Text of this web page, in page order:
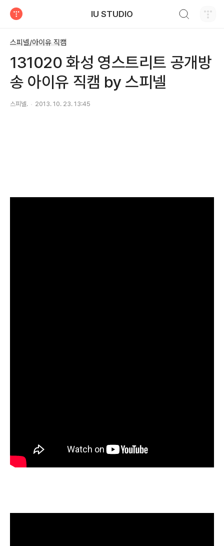
IU STUDIO
스피넬/아이유 직캠
131020 화성 영스트리트 공개방
송 아이유 직캠 by 스피넬
스피넬. 2013. 10. 23. 13:45